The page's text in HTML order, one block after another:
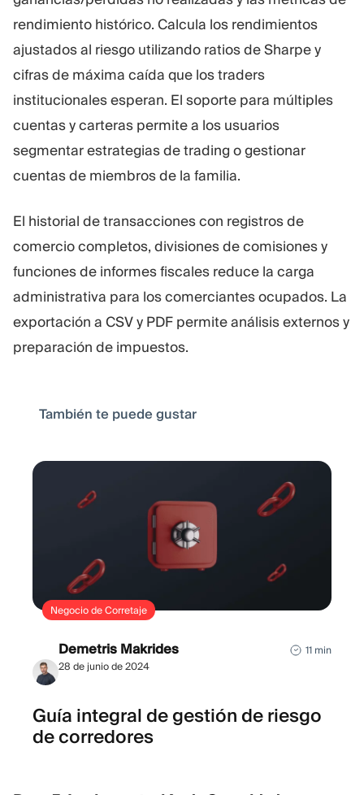
rendimiento histórico. Calcula los rendimientos
ajustados al riesgo utilizando ratios de Sharpe y
cifras de máxima caída que los traders
institucionales esperan. El soporte para múltiples
cuentas y carteras permite a los usuarios
segmentar estrategias de trading o gestionar
cuentas de miembros de la familia.
El historial de transacciones con registros de
comercio completos, divisiones de comisiones y
funciones de informes fiscales reduce la carga
administrativa para los comerciantes ocupados. La
exportación a CSV y PDF permite análisis externos y
preparación de impuestos.
También te puede gustar
Negocio de Corretaje
Demetris Makrides
28 de junio de 2024
11 min
Guía integral de gestión de riesgo
de corredores